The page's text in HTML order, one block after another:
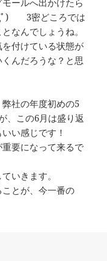
ﾟ) 3密どころでは
んでしょうね。
付けている状態が
んだろうな？と思
の年度初めの5
、この6月は盛り返
いい感じです！
要になって来るで
していきます。
とが、今一番の